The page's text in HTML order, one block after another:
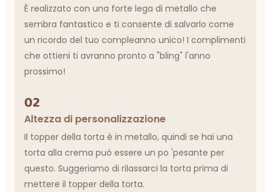
È realizzato con una forte lega di metallo che
sembra fantastico e ti consente di salvarlo come
un ricordo del tuo compleanno unico! I complimenti
che ottieni ti avranno pronto a "bling" l'anno
prossimo!
02
Altezza di personalizzazione
Il topper della torta è in metallo, quindi se hai una
torta alla crema può essere un po 'pesante per
questo. Suggeriamo di rilassarci la torta prima di
mettere il topper della torta.